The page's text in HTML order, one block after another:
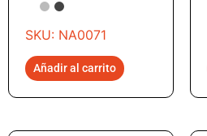
SKU: NA0071
Añadir al carrito